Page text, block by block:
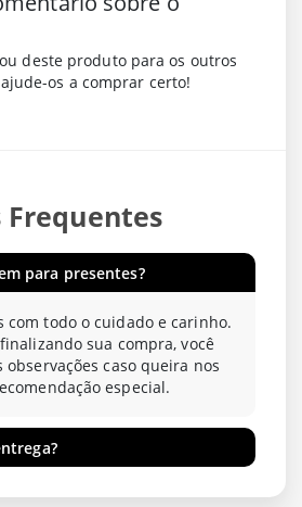
deste produto para os outros
os a comprar certo!
Frequentes
para presentes?
com todo o cuidado e carinho.
sua compra, você
caso queira nos
especial.